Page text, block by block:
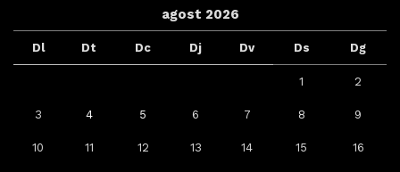
agost 2026
Dl Dt Dc Dj Dv Ds Dg
1 2
3 4 5 6 7 8 9
10 11 12 13 14 15 16